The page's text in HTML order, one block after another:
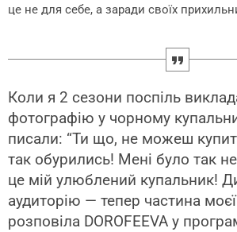
це не для себе, а заради своїх
Коли я 2 сезони поспіль
фотографію у чорному
писали: “Ти що, не можеш
так обурились! Мені було так
це мій улюблений купальник!
аудиторію — тепер частина
розповіла DOROFEEVA у